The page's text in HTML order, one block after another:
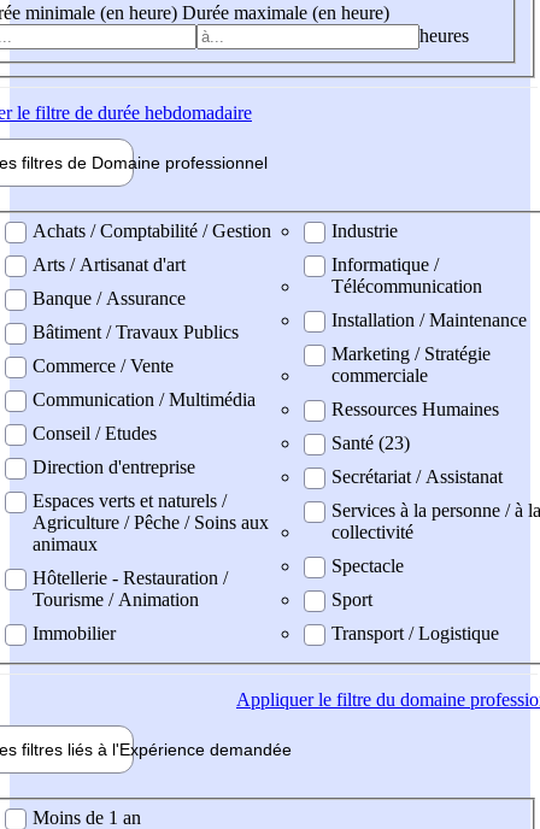
minimale (en heure) Durée maximale (en heure)
heures
le filtre de durée hebdomadaire
filtres de Domaine professionnel
professionel
Achats / Comptabilité / Gestion
Arts / Artisanat d'art
Banque / Assurance
Bâtiment / Travaux Publics
Commerce / Vente
Communication / Multimédia
Conseil / Etudes
Direction d'entreprise
Espaces verts et naturels /
Agriculture / Pêche / Soins aux
animaux
Hôtellerie - Restauration /
Tourisme / Animation
Immobilier
Industrie
Informatique /
Télécommunication
Installation / Maintenance
Marketing / Stratégie
commerciale
Ressources Humaines
Santé (23)
Secrétariat / Assistanat
Services à la personne / à la
collectivité
Spectacle
Sport
Transport / Logistique
Appliquerle filtre du domaine
filtres liés à l'Expérience demandée
demandée
Moins de 1 an